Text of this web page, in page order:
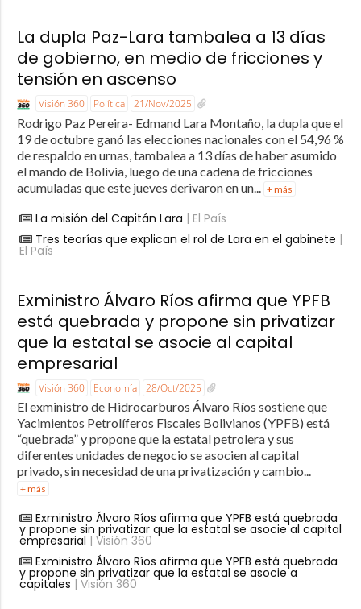
La dupla Paz-Lara tambalea a 13 días
de gobierno, en medio de fricciones y
tensión en ascenso
Visión 360 Política 21/Nov/2025
Rodrigo Paz Pereira- Edmand Lara Montaño, la dupla que el
19 de octubre ganó las elecciones nacionales con el 54,96 %
de respaldo en urnas, tambalea a 13 días de haber asumido
el mando de Bolivia, luego de una cadena de fricciones
acumuladas que este jueves derivaron en un...
+ más
La misión del Capitán Lara | El País
Tres teorías que explican el rol de Lara en el gabinete |
El País
Exministro Álvaro Ríos afirma que YPFB
está quebrada y propone sin privatizar
que la estatal se asocie al capital
empresarial
Visión 360 Economía 28/Oct/2025
El exministro de Hidrocarburos Álvaro Ríos sostiene que
Yacimientos Petrolíferos Fiscales Bolivianos (YPFB) está
“quebrada” y propone que la estatal petrolera y sus
diferentes unidades de negocio se asocien al capital
privado, sin necesidad de una privatización y cambio...
+ más
Exministro Álvaro Ríos afirma que YPFB está quebrada
y propone sin privatizar que la estatal se asocie al capital
empresarial | Visión 360
Exministro Álvaro Ríos afirma que YPFB está quebrada
y propone sin privatizar que la estatal se asocie a
capitales | Visión 360